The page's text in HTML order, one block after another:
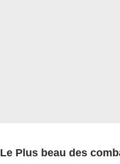
Le Plus beau des